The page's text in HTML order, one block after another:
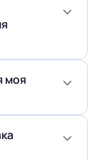
моя